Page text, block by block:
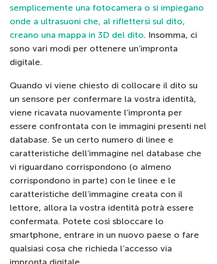
semplicemente una fotocamera o si impiegano
onde a ultrasuoni che, al riflettersi sul dito,
creano una mappa in 3D del dito. Insomma, ci
sono vari modi per ottenere un’impronta
digitale.
Quando vi viene chiesto di collocare il dito su
un sensore per confermare la vostra identità,
viene ricavata nuovamente l’impronta per
essere confrontata con le immagini presenti nel
database. Se un certo numero di linee e
caratteristiche dell’immagine nel database che
vi riguardano corrispondono (o almeno
corrispondono in parte) con le linee e le
caratteristiche dell’immagine creata con il
lettore, allora la vostra identità potrà essere
confermata. Potete così sbloccare lo
smartphone, entrare in un nuovo paese o fare
qualsiasi cosa che richieda l’accesso via